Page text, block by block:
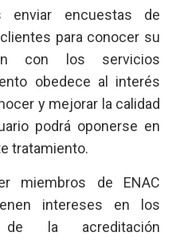
encuestas de
para conocer su
con los servicios
obedece al interés
y mejorar la calidad
podrá oponerse en
tratamiento.
miembros de ENAC
intereses en los
la acreditación